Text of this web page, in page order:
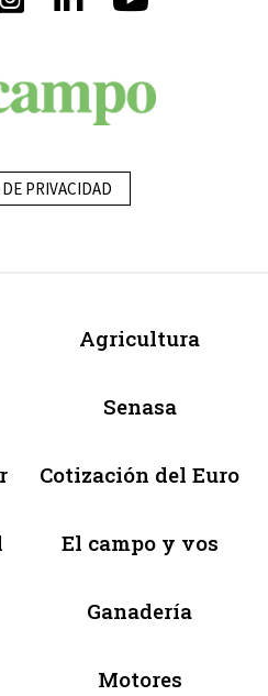
PRIVACIDAD
Agricultura
Senasa
Cotización del Euro
El campo y vos
Ganadería
Motores